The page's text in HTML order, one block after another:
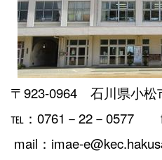
〒923-0964 石川県小松
℡：0761－22－0577
mail：imae-